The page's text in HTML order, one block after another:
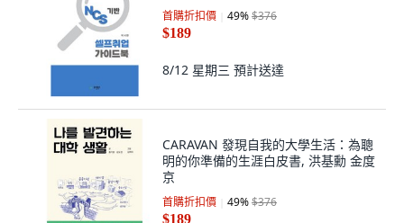
首購折扣價 49%$376
$189
8/12 星期三 預計送達
CARAVAN 發現自我的大學生活：為聰
明的你準備的生涯白皮書, 洪基勳 金度
京
首購折扣價 49%$376
$189